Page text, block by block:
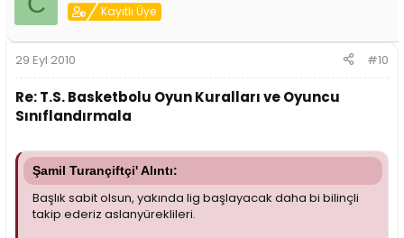
Kayıtlı Üye
29 Eyl 2010 #10
Re: T.S. Basketbolu Oyun Kuralları ve Oyuncu
Sınıflandırmala
Şamil Turançiftçi' Alıntı:
Başlık sabit olsun, yakında lig başlayacak daha bi bilinçli
takip ederiz aslanyüreklileri.